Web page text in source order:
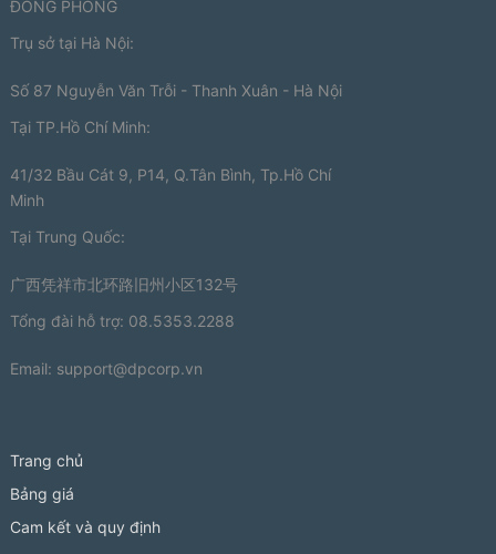
ĐÔNG PHONG
Trụ sở tại Hà Nội:
Số 87 Nguyễn Văn Trỗi - Thanh Xuân - Hà Nội
Tại TP.Hồ Chí Minh:
41/32 Bầu Cát 9, P14, Q.Tân Bình, Tp.Hồ Chí
Minh
Tại Trung Quốc:
广西凭祥市北环路旧州小区132号
Tổng đài hỗ trợ: 08.5353.2288
Email: support@dpcorp.vn
Trang chủ
Bảng giá
Cam kết và quy định